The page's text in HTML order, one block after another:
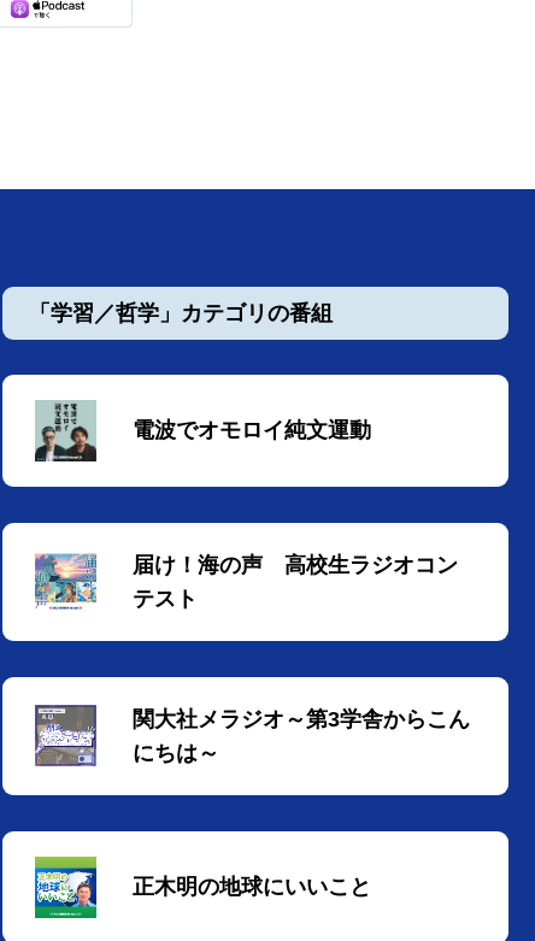
「学習／哲学」カテゴリの番組
電波でオモロイ純文運動
届け！海の声 高校生ラジオコン
テスト
関大社メラジオ～第3学舎からこん
にちは～
正木明の地球にいいこと